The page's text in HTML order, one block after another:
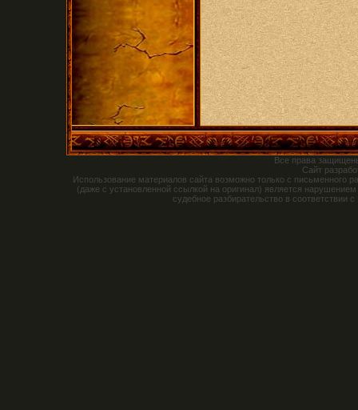
Все права
Сайт
Использование материалов сайта возможно только с письменного
(даже с установленной ссылкой на оригинал) является
судебное разбирательство в